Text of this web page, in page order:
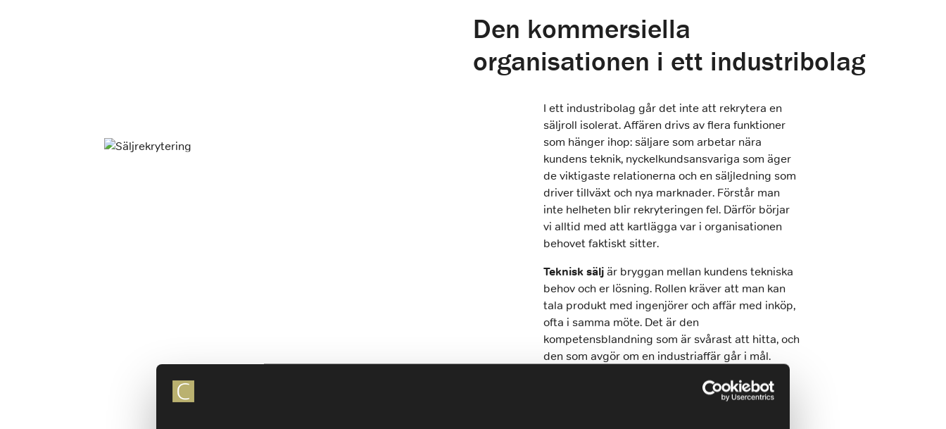
Den kommersiella
organisationen i ett industribolag
I ett industribolag går det inte att rekrytera en
säljroll isolerat. Affären drivs av flera funktioner
som hänger ihop: säljare som arbetar nära
kundens teknik, nyckelkundsansvariga som äger
de viktigaste relationerna och en säljledning som
driver tillväxt och nya marknader. Förstår man
inte helheten blir rekryteringen fel. Därför börjar
vi alltid med att kartlägga var i organisationen
behovet faktiskt sitter.
Teknisk säljär bryggan mellan kundens tekniska
behov och er lösning. Rollen kräver att man kan
tala produkt med ingenjörer och affär med inköp,
ofta i samma möte. Det är den
kompetensblandning som är svårast att hitta, och
den som avgör om en industriaffär går i mål.
äger och utvecklar
relationerna med era största kunder, fördjupar